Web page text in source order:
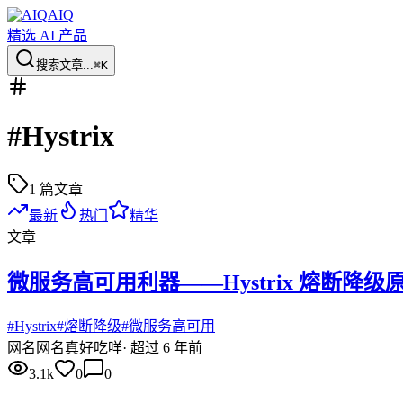
AIQ
精选 AI 产品
搜索文章...⌘K
#Hystrix
1 篇文章
最新
热门
精华
文章
微服务高可用利器——Hystrix 熔断降级
#Hystrix#熔断降级#微服务高可用
网名 网名真好吃咩· 超过 6 年前
3.1k
0 0